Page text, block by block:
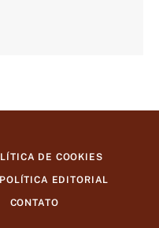
DE COOKIES
POLÍTICA EDITORIAL
CONTATO